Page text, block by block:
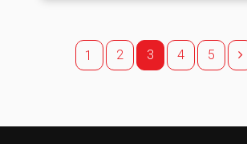
1 2 3 4 5